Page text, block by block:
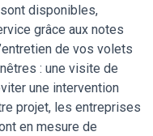
disponibles,
grâce aux notes
de vos volets
: une visite de
une intervention
projet, les entreprises
en mesure de